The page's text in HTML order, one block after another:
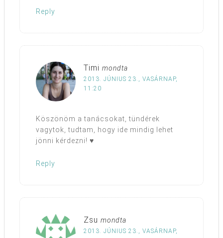
Reply
Timi mondta
2013. JÚNIUS 23., VASÁRNAP,
11:20
Köszönöm a tanácsokat, tündérek
vagytok, tudtam, hogy ide mindig lehet
jönni kérdezni! ♥
Reply
Zsu mondta
2013. JÚNIUS 23., VASÁRNAP,